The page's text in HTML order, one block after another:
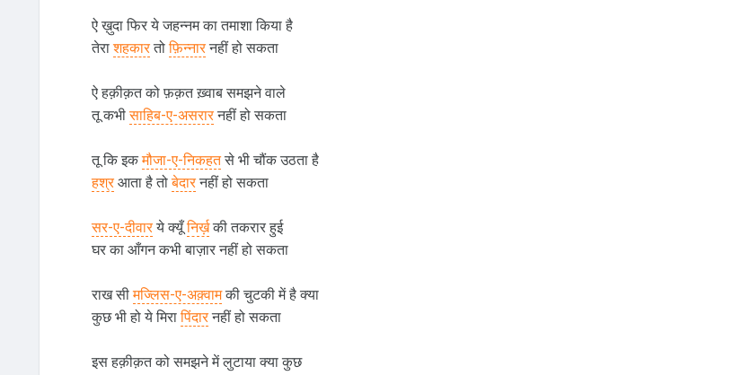
ऐ ख़ुदा फिर ये जहन्नम का तमाशा किया है
तेराशहकारतोफ़िन्नारनहीं हो सकता
ऐ हक़ीक़त को फ़क़त ख़्वाब समझने वाले
तू कभीसाहिब-ए-असरारनहीं हो सकता
तू कि इकमौजा-ए-निकहतसे भी चौंक उठता है
हश्रआता है तोबेदारनहीं हो सकता
सर-ए-दीवारये क्यूँनिर्ख़की तकरार हुई
घर का आँगन कभी बाज़ार नहीं हो सकता
राख सीमज्लिस-ए-अक़्वामकी चुटकी में है क्या
कुछ भी हो ये मिरापिंदारनहीं हो सकता
इस हक़ीक़त को समझने में लुटाया क्या कुछ